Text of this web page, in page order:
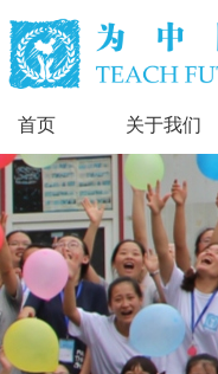
首页 关于我们